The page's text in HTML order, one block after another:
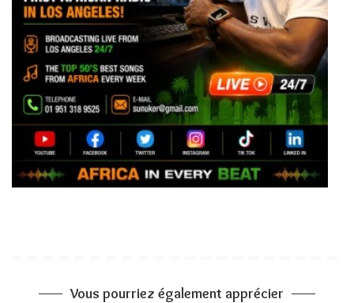
Vous pourriez également apprécier